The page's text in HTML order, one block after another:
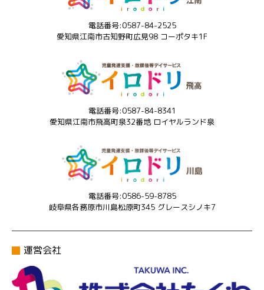
電話番号:0587-84-2525
愛知県江南市古知野町広見98 コーポタキ1F
電話番号:0587-84-8341
愛知県江南市飛高町泉32番地 ロイヤルランド泉
電話番号:0586-59-8785
岐阜県各務原市川島松原町345 グレースシノキ7
運営会社